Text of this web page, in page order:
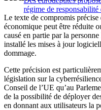
régime de
Le texte de compromis précise
économique peut être réduite
causé en partie par la
installé les mises à jour
dommage.
Cette précision est
législation sur la
Conseil de l’UE qu’au
de la possibilité de déployer
en donnant aux utilisateurs la